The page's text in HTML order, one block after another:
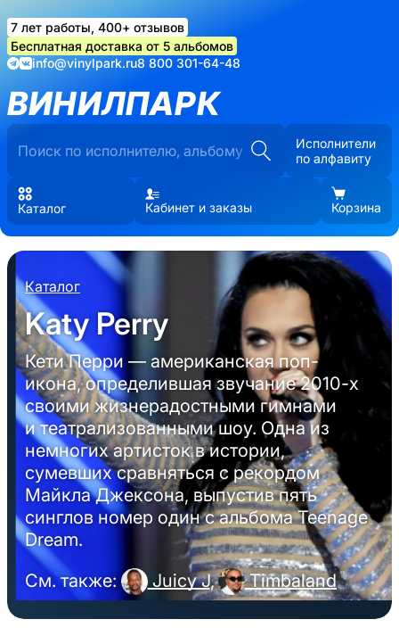
7 лет работы, 400+ отзывов
Бесплатная доставка от 5 альбомов
info@vinylpark.ru8 800 301-64-48
ВИНИЛПАРК
Исполнители
по алфавиту
Каталог Кабинет и заказы Корзина
Каталог
Katy Perry
Кети Перри — американская поп-
икона, определившая звучание 2010-х
своими жизнерадостными гимнами
и театрализованными шоу. Одна из
немногих артисток в истории,
сумевших сравняться с рекордом
Майкла Джексона, выпустив пять
синглов номер один с альбома Teenage
Dream.
См. также:
Juicy J, Timbaland